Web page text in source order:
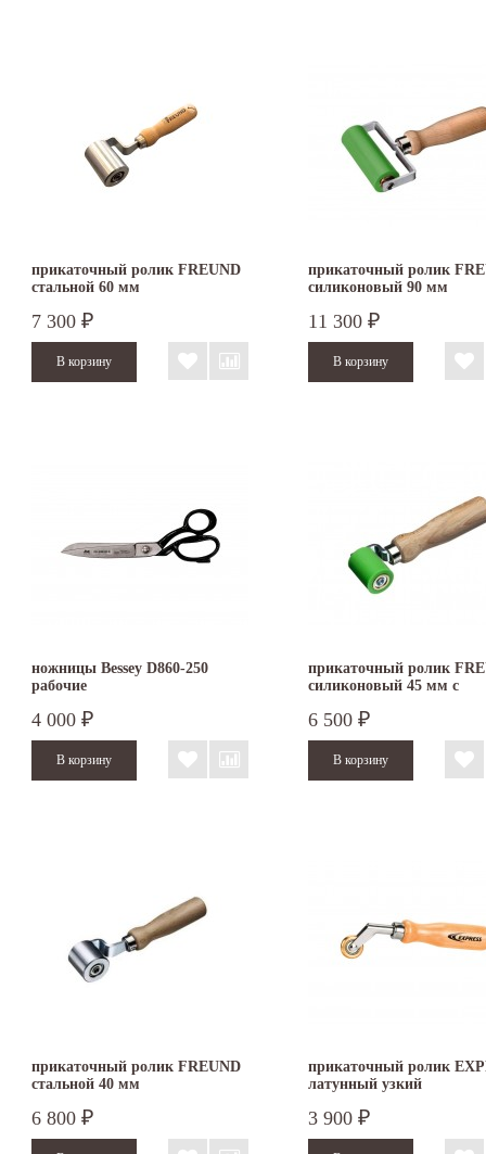
прикаточный ролик FREUND
стальной 60 мм
7 300 ₽
прикаточный ролик
силиконовый 90 мм
11 300 ₽
ножницы Bessey D860-250
рабочие
4 000 ₽
прикаточный ролик
силиконовый 45 мм с
6 500 ₽
прикаточный ролик FREUND
стальной 40 мм
6 800 ₽
прикаточный ролик
латунный узкий
3 900 ₽